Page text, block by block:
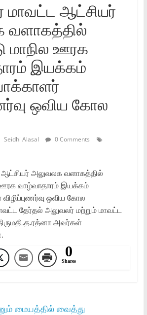
மாவட்ட ஆட்சியர்‌
வளாகத்தில்‌
மாநில ஊரக
இயக்கம்‌
ஒவிய கோல
Seidhi Alasal
0 Comments
ஆட்சியர்‌ அலுவலக வளாகத்தில்‌
ஊரக வாழ்வாதாரம்‌ இயக்கம்‌
விழிப்புணர்வு ஒவிய கோல
தேர்தல்‌ அலுவலர்‌ மற்றும்‌ மாவட்ட
அவர்கள்‌
0
Shares
மையத்தில்‌ வைத்து